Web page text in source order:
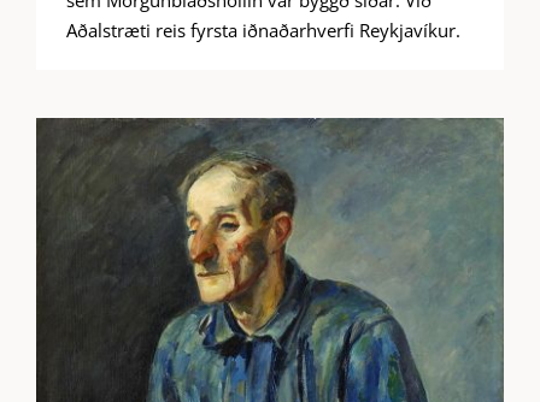
Aðalstræti reis fyrsta iðnaðarhverfi Reykjavíkur.